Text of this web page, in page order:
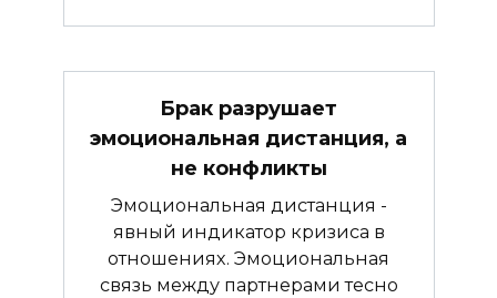
Брак разрушает
эмоциональная дистанция, а
не конфликты
Эмоциональная дистанция -
явный индикатор кризиса в
отношениях. Эмоциональная
связь между партнерами тесно